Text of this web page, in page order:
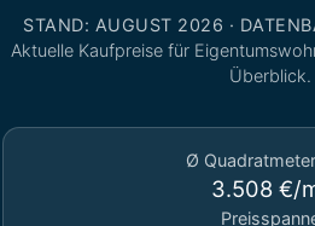
STAND: AUGUST 2026 ·
Aktuelle Kaufpreise für
Überblick.
Ø
3.508 €/